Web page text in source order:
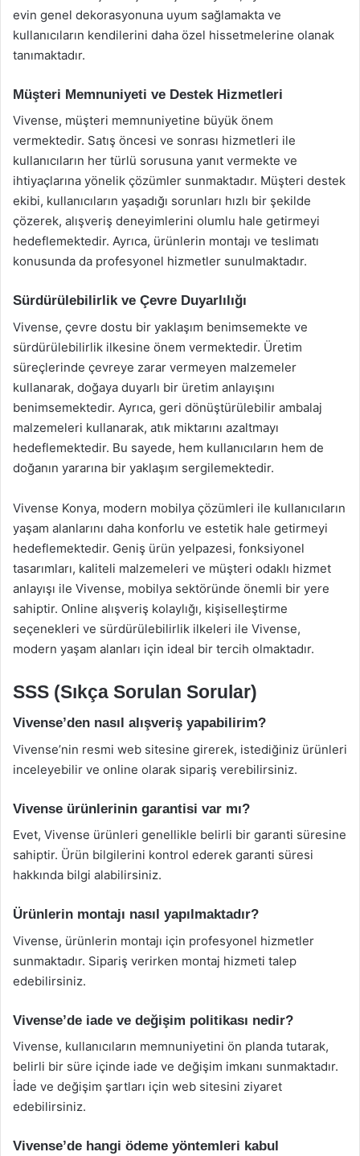
evin genel dekorasyonuna uyum sağlamakta ve
kullanıcıların kendilerini daha özel hissetmelerine olanak
tanımaktadır.
Müşteri Memnuniyeti ve Destek Hizmetleri
Vivense, müşteri memnuniyetine büyük önem
vermektedir. Satış öncesi ve sonrası hizmetleri ile
kullanıcıların her türlü sorusuna yanıt vermekte ve
ihtiyaçlarına yönelik çözümler sunmaktadır. Müşteri destek
ekibi, kullanıcıların yaşadığı sorunları hızlı bir şekilde
çözerek, alışveriş deneyimlerini olumlu hale getirmeyi
hedeflemektedir. Ayrıca, ürünlerin montajı ve teslimatı
konusunda da profesyonel hizmetler sunulmaktadır.
Sürdürülebilirlik ve Çevre Duyarlılığı
Vivense, çevre dostu bir yaklaşım benimsemekte ve
sürdürülebilirlik ilkesine önem vermektedir. Üretim
süreçlerinde çevreye zarar vermeyen malzemeler
kullanarak, doğaya duyarlı bir üretim anlayışını
benimsemektedir. Ayrıca, geri dönüştürülebilir ambalaj
malzemeleri kullanarak, atık miktarını azaltmayı
hedeflemektedir. Bu sayede, hem kullanıcıların hem de
doğanın yararına bir yaklaşım sergilemektedir.
Vivense Konya, modern mobilya çözümleri ile kullanıcıların
yaşam alanlarını daha konforlu ve estetik hale getirmeyi
hedeflemektedir. Geniş ürün yelpazesi, fonksiyonel
tasarımları, kaliteli malzemeleri ve müşteri odaklı hizmet
anlayışı ile Vivense, mobilya sektöründe önemli bir yere
sahiptir. Online alışveriş kolaylığı, kişiselleştirme
seçenekleri ve sürdürülebilirlik ilkeleri ile Vivense,
modern yaşam alanları için ideal bir tercih olmaktadır.
SSS (Sıkça Sorulan Sorular)
Vivense’den nasıl alışveriş yapabilirim?
Vivense’nin resmi web sitesine girerek, istediğiniz ürünleri
inceleyebilir ve online olarak sipariş verebilirsiniz.
Vivense ürünlerinin garantisi var mı?
Evet, Vivense ürünleri genellikle belirli bir garanti süresine
sahiptir. Ürün bilgilerini kontrol ederek garanti süresi
hakkında bilgi alabilirsiniz.
Ürünlerin montajı nasıl yapılmaktadır?
Vivense, ürünlerin montajı için profesyonel hizmetler
sunmaktadır. Sipariş verirken montaj hizmeti talep
edebilirsiniz.
Vivense’de iade ve değişim politikası nedir?
Vivense, kullanıcıların memnuniyetini ön planda tutarak,
belirli bir süre içinde iade ve değişim imkanı sunmaktadır.
İade ve değişim şartları için web sitesini ziyaret
edebilirsiniz.
Vivense’de hangi ödeme yöntemleri kabul